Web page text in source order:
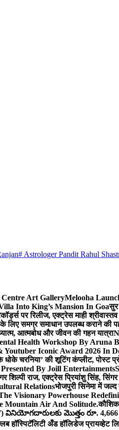
# Astrologer Pandit Rahul
Centre Art GalleryMelooha
Into King’s Mansion In Goaसुर
पर रिलीज, एक्ट्रेस माही
के लिए समग्र समाधान उपलब्ध कराने की
आत्मबोध और जीवन की गहन यात्रा
Health Workshop By Aruna
Iconic Award 2026 In
के धोके चरनिया’ की शूटिंग कंप्लीट, पोस्ट
By Joill Entertainments
शिल्पी राज, एक्ट्रेस प्रियांशु सिंह,
Relationsभोजपुरी सिनेमा में जल्द
Visionary Powerhouse
Mountain Air And Solitude.
వినియోగదారులకు మొత్తం రూ.
हॉस्पिटॅलिटी अँड हॉलिडेज प्रायव्हेट